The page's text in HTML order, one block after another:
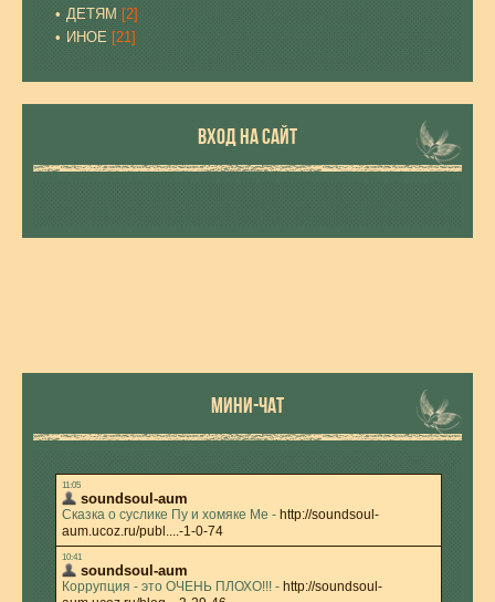
ДЕТЯМ [2]
ИНОЕ [21]
ВХОД НА САЙТ
МИНИ-ЧАТ